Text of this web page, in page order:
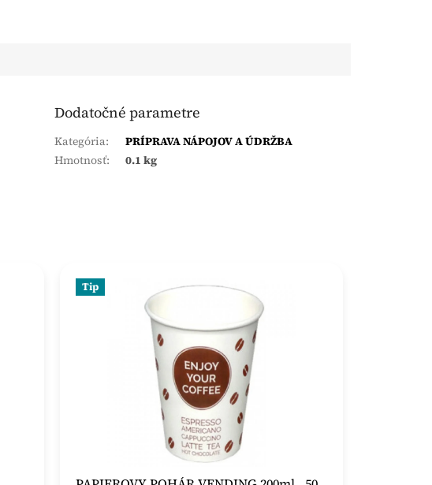
Dodatočné parametre
Kategória:
PRÍPRAVA NÁPOJOV A ÚDRŽBA
Hmotnosť: 0.1 kg
Tip